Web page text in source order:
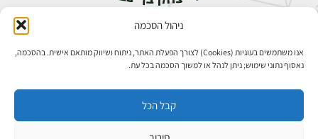
ניהול הסכמה
אנו משתמשים בעוגיות (Cookies) לצורך הפעלת האתר, ניתוח ושיווק מותאם אישית. בהסכמה,
נאסוף נתוני שימוש; ניתן לנהל או למשוך הסכמה בכל עת.
קבל הכל
אבן גבירול 14, רחביה, ירושלים